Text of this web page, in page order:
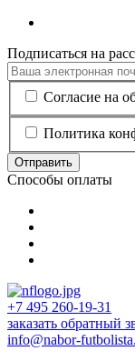
Подписаться на
Согласие на
Политика
Отправить
Способы оплаты
+7 495 260-19-31
заказать обратный
info@nabor-